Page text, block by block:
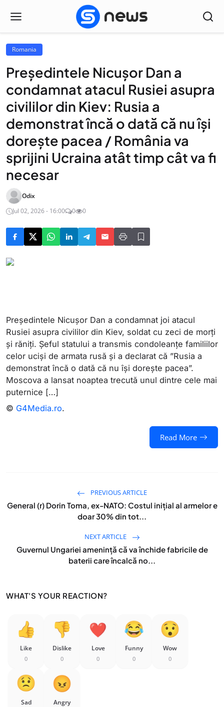
Romania
Președintele Nicușor Dan a
condamnat atacul Rusiei asupra
civililor din Kiev: Rusia a
demonstrat încă o dată că nu își
dorește pacea / România va
sprijini Ucraina atât timp cât va fi
necesar
Odix
Jul 02, 2026 - 16:00
0 0
Președintele Nicușor Dan a condamnat joi atacul
Rusiei asupra civililor din Kiev, soldat cu zeci de morți
și răniți. Șeful statului a transmis condoleanțe familiilor
celor uciși de armata rusă și a declarat că ”Rusia a
demonstrat încă o dată că nu își dorește pacea”.
Moscova a lansat noaptea trecută unul dintre cele mai
puternice […]
© G4Media.ro.
Read More
PREVIOUS ARTICLE
General (r) Dorin Toma, ex-NATO: Costul inițial al armelor e
doar 30% din tot...
NEXT ARTICLE
Guvernul Ungariei amenință că va închide fabricile de
baterii care încalcă no...
WHAT'S YOUR REACTION?
Like
0
Dislike
0
Love
0
Funny
0
Wow
0
Sad Angry